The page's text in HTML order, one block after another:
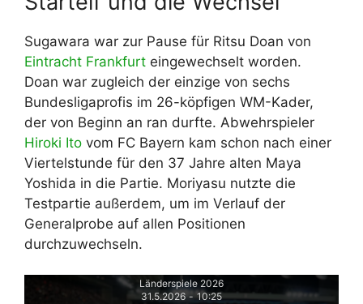
Sugawara war zur Pause für Ritsu Doan von
Eintracht Frankfurt eingewechselt worden.
Doan war zugleich der einzige von sechs
Bundesligaprofis im 26-köpfigen WM-Kader,
der von Beginn an ran durfte. Abwehrspieler
Hiroki Ito vom FC Bayern kam schon nach einer
Viertelstunde für den 37 Jahre alten Maya
Yoshida in die Partie. Moriyasu nutzte die
Testpartie außerdem, um im Verlauf der
Generalprobe auf allen Positionen
durchzuwechseln.
Länderspiele 2026
31.5.2026 - 10:25